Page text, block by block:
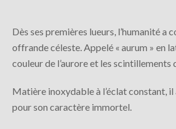
Dès ses premières lueurs, l’humanité a
offrande céleste. Appelé « aurum » en
couleur de l’aurore et les scintillements
Matière inoxydable à l’éclat constant,
pour son caractère immortel.